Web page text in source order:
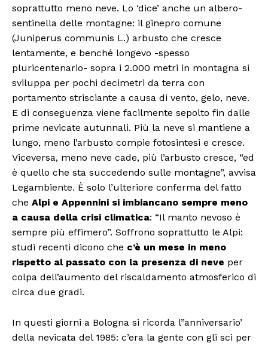
soprattutto meno neve. Lo ‘dice’ anche un albero-
sentinella delle montagne: il ginepro comune
(Juniperus communis L.) arbusto che cresce
lentamente, e benché longevo -spesso
pluricentenario- sopra i 2.000 metri in montagna si
sviluppa per pochi decimetri da terra con
portamento strisciante a causa di vento, gelo, neve.
E di conseguenza viene facilmente sepolto fin dalle
prime nevicate autunnali. Più la neve si mantiene a
lungo, meno l’arbusto compie fotosintesi e cresce.
Viceversa, meno neve cade, più l’arbusto cresce, “ed
è quello che sta succedendo sulle montagne”, avvisa
Legambiente. È solo l’ulteriore conferma del fatto
che Alpi e Appennini si imbiancano sempre meno
a causa della crisi climatica: “Il manto nevoso è
sempre più effimero”. Soffrono soprattutto le Alpi:
studi recenti dicono che c’è un mese in meno
rispetto al passato con la presenza di neve per
colpa dell’aumento del riscaldamento atmosferico di
circa due gradi.
In questi giorni a Bologna si ricorda l”anniversario’
della nevicata del 1985: c’era la gente con gli sci per